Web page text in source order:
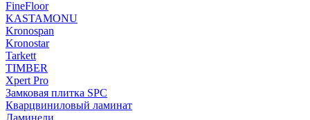
FineFloor
KASTAMONU
Kronospan
Kronostar
Tarkett
TIMBER
Xpert Pro
Замковая плитка SPC
Кварцвиниловый ламинат
Ламинели